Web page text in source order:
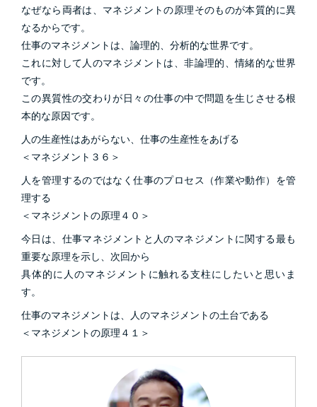
なぜなら両者は、マネジメントの原理そのものが本質的に異
なるからです。
仕事のマネジメントは、論理的、分析的な世界です。
これに対して人のマネジメントは、非論理的、情緒的な世界
です。
この異質性の交わりが日々の仕事の中で問題を生じさせる根
本的な原因です。
人の生産性はあがらない、仕事の生産性をあげる
＜マネジメント３６＞
人を管理するのではなく仕事のプロセス（作業や動作）を管
理する
＜マネジメントの原理４０＞
今日は、仕事マネジメントと人のマネジメントに関する最も
重要な原理を示し、次回から
具体的に人のマネジメントに触れる支柱にしたいと思いま
す。
仕事のマネジメントは、人のマネジメントの土台である
＜マネジメントの原理４１＞